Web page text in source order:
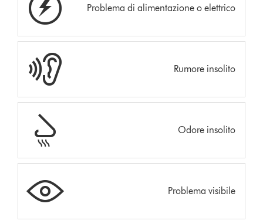
Problema di alimentazione o elettrico
Rumore insolito
Odore insolito
Problema visibile